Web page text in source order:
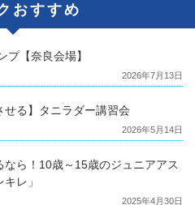
おすすめ
プ【奈良会場】
2026年7月13日
せる】タニラダー講習会
2026年5月14日
なら！10歳～15歳のジュニアアス
レ」
2025年4月30日